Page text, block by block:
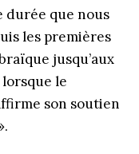
durée que nous
les premières
jusqu’aux
le
son soutien